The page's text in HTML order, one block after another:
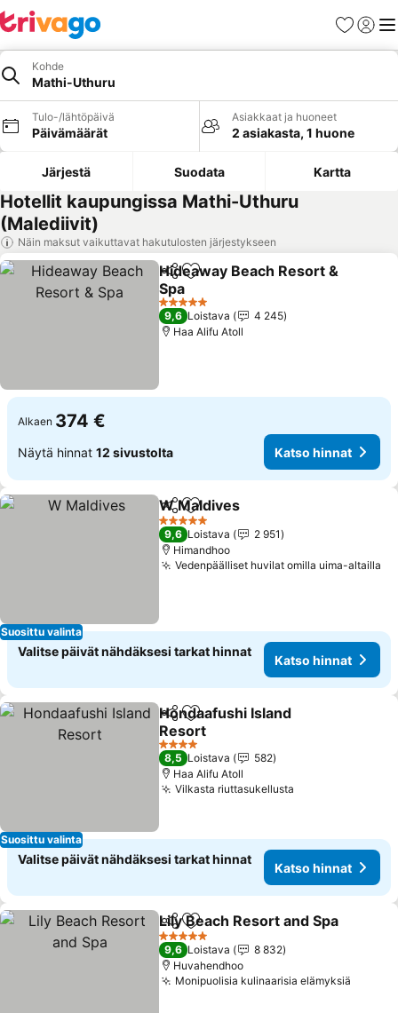
Suosikit
Kohde
Mathi-Uthuru
Tulo-/lähtöpäivä
Päivämäärät
Asiakkaat ja huoneet
2 asiakasta, 1 huone
Järjestä Suodata Kartta
Hotellit kaupungissa Mathi-Uthuru
(Malediivit)
Näin maksut vaikuttavat hakutulosten järjestykseen
Jaa Lisää suosikkeihin
Hideaway Beach Resort &
Spa
5 Tähtiluokitus
9,6 Loistava
4 245
Haa Alifu Atoll
Alkaen 374 €
Näytä hinnat 12 sivustolta Katso hinnat
Suosittu valinta
Jaa Lisää suosikkeihin
W Maldives
5 Tähtiluokitus
9,6 Loistava
2 951
Himandhoo
Vedenpäälliset huvilat omilla uima-altailla
Valitse päivät nähdäksesi tarkat hinnat
Katso hinnat
Suosittu valinta
Jaa Lisää suosikkeihin
Hondaafushi Island
Resort
4 Tähtiluokitus
8,5 Loistava
582
Haa Alifu Atoll
Vilkasta riuttasukellusta
Valitse päivät nähdäksesi tarkat hinnat
Katso hinnat
Jaa Lisää suosikkeihin
Lily Beach Resort and Spa
5 Tähtiluokitus
9,6 Loistava
8 832
Huvahendhoo
Monipuolisia kulinaarisia elämyksiä